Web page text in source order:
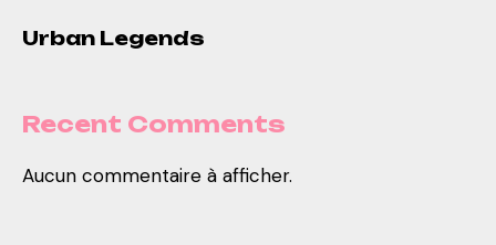
Urban Legends
Recent Comments
Aucun commentaire à afficher.